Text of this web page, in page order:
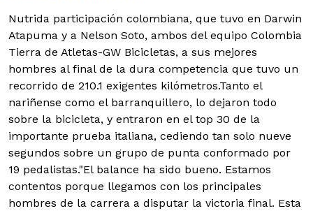
Nutrida participación colombiana, que tuvo en Darwin
Atapuma y a Nelson Soto, ambos del equipo Colombia
Tierra de Atletas-GW Bicicletas, a sus mejores
hombres al final de la dura competencia que tuvo un
recorrido de 210.1 exigentes kilómetros.Tanto el
nariñense como el barranquillero, lo dejaron todo
sobre la bicicleta, y entraron en el top 30 de la
importante prueba italiana, cediendo tan solo nueve
segundos sobre un grupo de punta conformado por
19 pedalistas."El balance ha sido bueno. Estamos
contentos porque llegamos con los principales
hombres de la carrera a disputar la victoria final. Esta